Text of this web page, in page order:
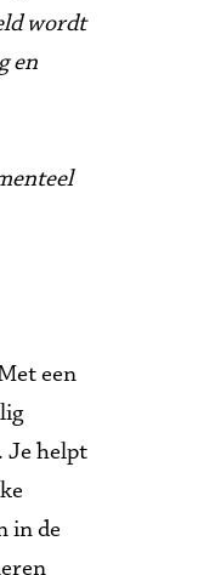
wordt
en
een
Je helpt
in de